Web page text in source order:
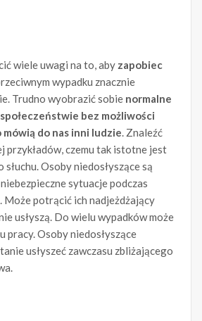
wiele uwagi na to, aby zapobiec
wypadku znacznie
Trudno wyobrazić sobie normalne
bez możliwości
mówią do nas inni ludzie. Znaleźć
przykładów, czemu tak istotne jest
Osoby niedosłyszące są
sytuacje podczas
Może potrącić ich nadjeżdżający
usłyszą. Do wielu wypadków może
pracy. Osoby niedosłyszące
usłyszeć zawczasu zbliżającego